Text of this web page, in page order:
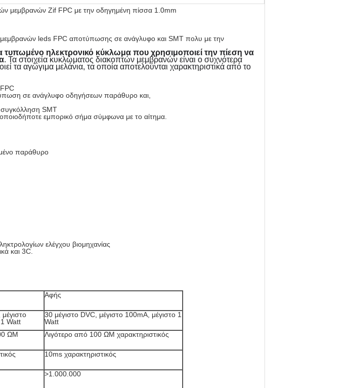
μεμβρανών Zif FPC με την οδηγημένη πίσσα 1.0mm
μεμβρανών leds FPC αποτύπωσης σε ανάγλυφο και SMT πολυ με την
τυπωμένο ηλεκτρονικό κύκλωμα που χρησιμοποιεί την πίεση να
. Τα στοιχεία κυκλώματος διακοπτών μεμβρανών είναι ο συχνότερα
τα αγώγιμα μελάνια, τα οποία αποτελούνται χαρακτηριστικά από το
σε ανάγλυφο οδηγήσεων παράθυρο και,
SMT
εμπορικό σήμα σύμφωνα με το αίτημα.
παράθυρο
ελέγχου βιομηχανίας
και 3C.
Αφής
Watt
30 μέγιστο DVC, μέγιστο 100mA, μέγιστο 1
Watt
ΩΜ
Λιγότερο από 100 ΩΜ χαρακτηριστικός
10ms χαρακτηριστικός
>1.000.000